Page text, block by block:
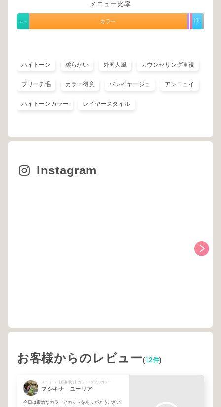
メニュー比率
カット カラー
トリー
トメン
ト
ハイトーン 柔らかい 外国人風 カウンセリング重視
ブリーチ毛 カラー得意 バレイヤージュ アンニュイ
ハイトーンカラー レイヤースタイル
Instagram
お客様からのレビュー(12件)
メニュー/ 【顧客限定】カット+ダブルカラー
プシキナ ユーリア
今日は素敵なカラーとカットをありがとうござい